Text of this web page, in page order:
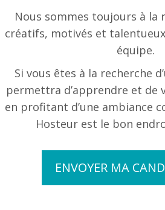
Nous sommes toujours à la
créatifs, motivés et
équipe.
Si vous êtes à la recherche
permettra d’apprendre et de
en profitant d’une ambiance
Hosteur est le bon
ENVOYER MA